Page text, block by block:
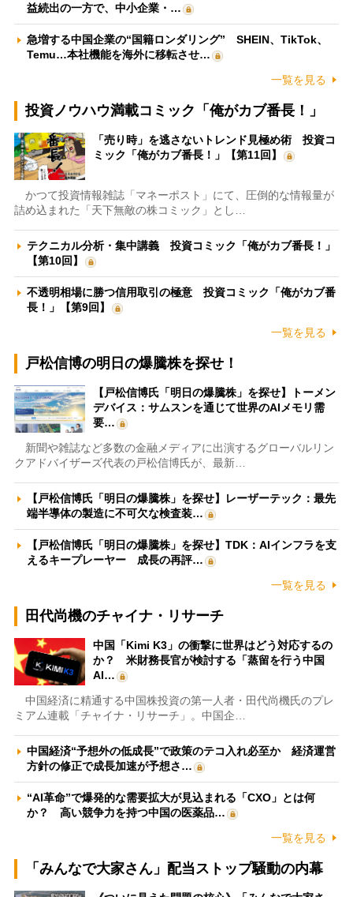
益続出の一方で、中小企業・…
急増する中国企業の“国籍ロンダリング” SHEIN、TikTok、
Temu…本社機能を海外に移転させ…
一覧を見る
投資ノウハウ満載コミック「俺がカブ番長！」
「売り時」を逃さないトレンド見極め術 投資コ
ミック「俺がカブ番長！」【第11回】
かつて投資情報雑誌「マネーポスト」にて、圧倒的な情報量が
詰め込まれた「天下無敵の株コミック」とし…
テクニカル分析・集中講義 投資コミック「俺がカブ番長！」
【第10回】
不透明相場に勝つ信用取引の極意 投資コミック「俺がカブ番
長！」【第9回】
一覧を見る
戸松信博の明日の爆騰株を探せ！
【戸松信博氏「明日の爆騰株」を探せ】トーメン
デバイス：サムスンを通じて世界のAIメモリ需
要…
新聞や雑誌など多数の金融メディアに出演するグローバルリン
クアドバイザーズ代表の戸松信博氏が、最新…
【戸松信博氏「明日の爆騰株」を探せ】レーザーテック：最先
端半導体の製造に不可欠な検査装…
【戸松信博氏「明日の爆騰株」を探せ】TDK：AIインフラを支
えるキープレーヤー 成長の再評…
一覧を見る
田代尚機のチャイナ・リサーチ
中国「Kimi K3」の衝撃に世界はどう対応するの
か？ 米財務長官が検討する「蒸留を行う中国
AI…
中国経済に精通する中国株投資の第一人者・田代尚機氏のプレ
ミアム連載「チャイナ・リサーチ」。中国企…
中国経済“予想外の低成長”で政策のテコ入れ必至か 経済運営
方針の修正で成長加速が予想さ…
“AI革命”で爆発的な需要拡大が見込まれる「CXO」とは何
か？ 高い競争力を持つ中国の医薬品…
一覧を見る
「みんなで大家さん」配当ストップ騒動の内幕